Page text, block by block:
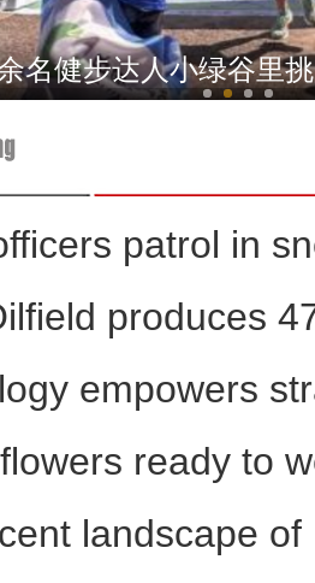
阿尔金山：多种珍稀野
新疆草莓音乐节超4.6万
昌吉州阜康：春日小
patrol in
produces
empowers
ready to
landscape